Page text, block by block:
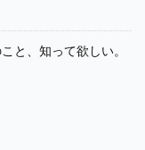
と、知って欲しい。